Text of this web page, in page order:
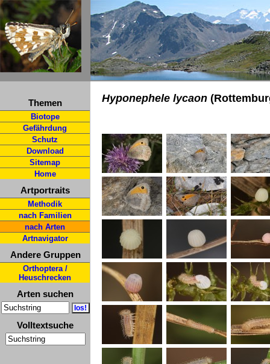
Themen
Biotope
Gefährdung
Schutz
Download
Sitemap
Home
Artportraits
Methodik
nach Familien
nach Arten
Artnavigator
Andere Gruppen
Orthoptera /
Heuschrecken
Arten suchen
Volltextsuche
Hyponephele lycaon